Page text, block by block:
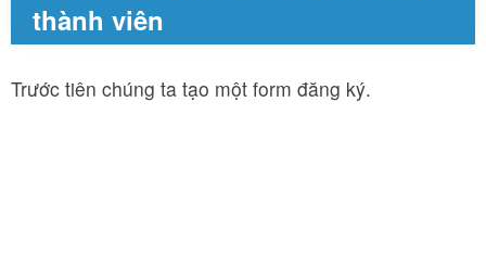
thành viên
Trước tiên chúng ta tạo một form đăng ký.